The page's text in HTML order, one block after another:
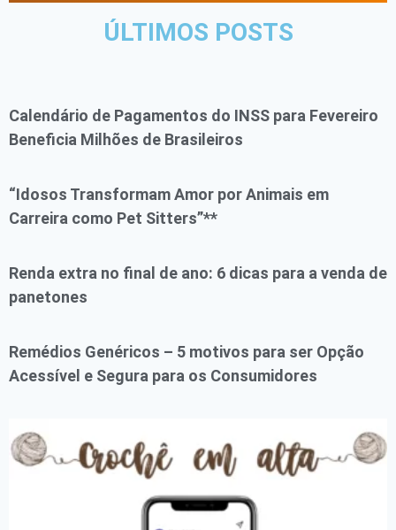
ÚLTIMOS POSTS
Calendário de Pagamentos do INSS para Fevereiro
Beneficia Milhões de Brasileiros
“Idosos Transformam Amor por Animais em
Carreira como Pet Sitters”**
Renda extra no final de ano: 6 dicas para a venda de
panetones
Remédios Genéricos – 5 motivos para ser Opção
Acessível e Segura para os Consumidores